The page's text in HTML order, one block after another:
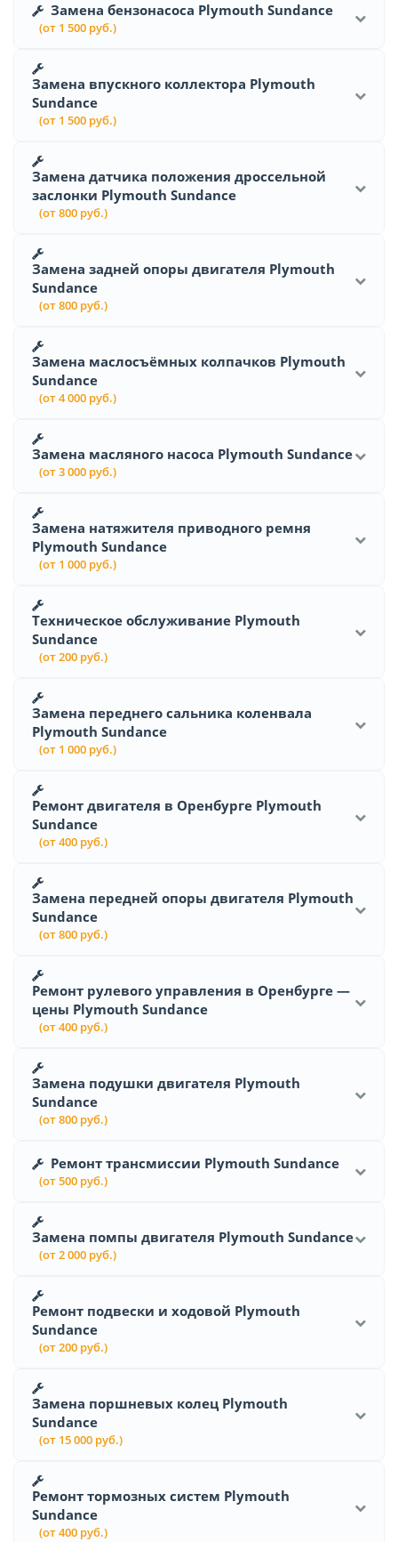
Замена бензонасоса Plymouth Sundance
(от 1 500 руб.)
Замена впускного коллектора Plymouth
Sundance
(от 1 500 руб.)
Замена датчика положения дроссельной
заслонки Plymouth Sundance
(от 800 руб.)
Замена задней опоры двигателя Plymouth
Sundance
(от 800 руб.)
Замена маслосъёмных колпачков Plymouth
Sundance
(от 4 000 руб.)
Замена масляного насоса Plymouth Sundance
(от 3 000 руб.)
Замена натяжителя приводного ремня
Plymouth Sundance
(от 1 000 руб.)
Техническое обслуживание Plymouth
Sundance
(от 200 руб.)
Замена переднего сальника коленвала
Plymouth Sundance
(от 1 000 руб.)
Ремонт двигателя в Оренбурге Plymouth
Sundance
(от 400 руб.)
Замена передней опоры двигателя Plymouth
Sundance
(от 800 руб.)
Ремонт рулевого управления в Оренбурге —
цены Plymouth Sundance
(от 400 руб.)
Замена подушки двигателя Plymouth
Sundance
(от 800 руб.)
Ремонт трансмиссии Plymouth Sundance
(от 500 руб.)
Замена помпы двигателя Plymouth Sundance
(от 2 000 руб.)
Ремонт подвески и ходовой Plymouth
Sundance
(от 200 руб.)
Замена поршневых колец Plymouth
Sundance
(от 15 000 руб.)
Ремонт тормозных систем Plymouth
Sundance
(от 400 руб.)